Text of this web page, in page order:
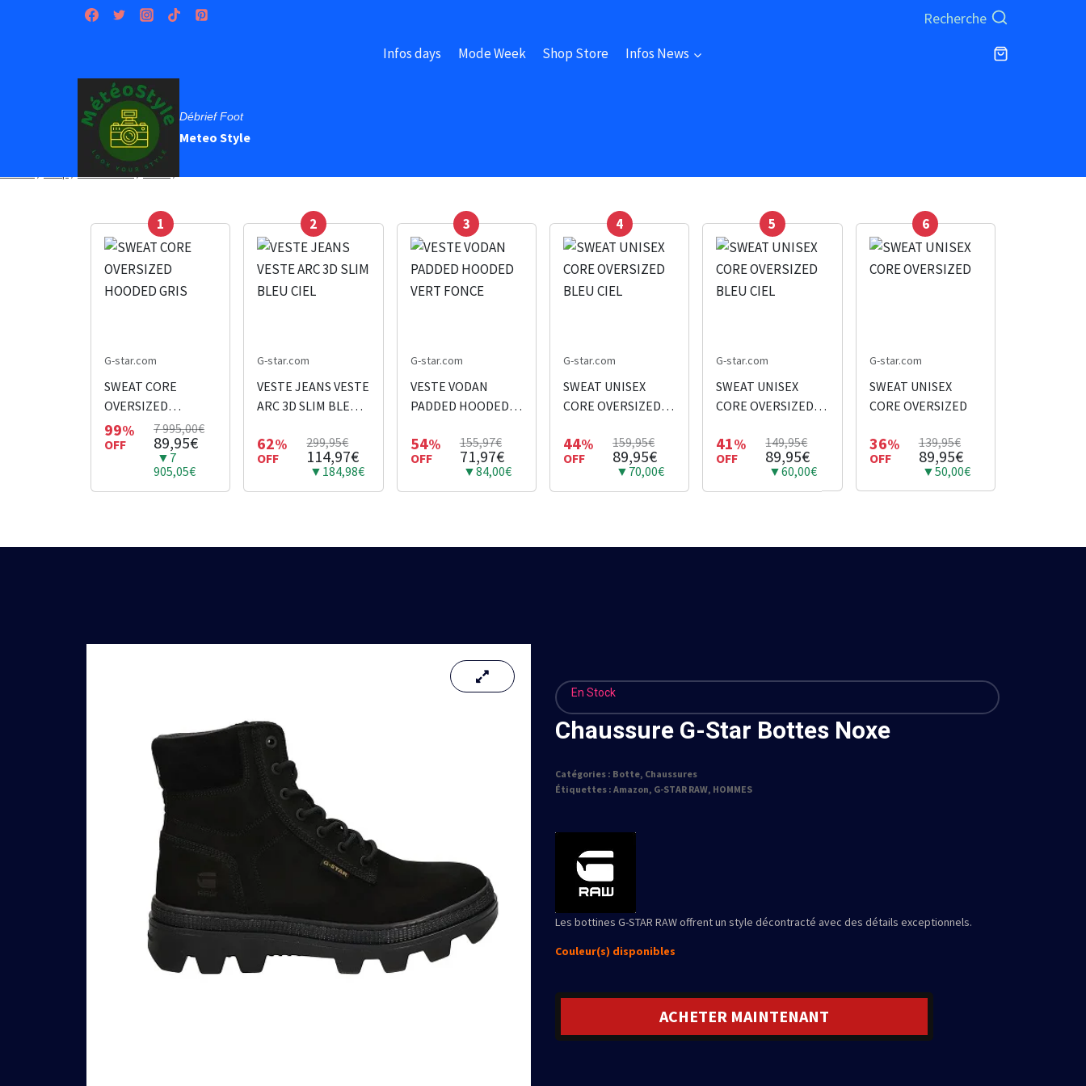
Recherche
Infos days Mode Week Shop Store Infos News
Débrief Foot
Meteo Style
Chaussures / Botte
1
G-star.com
SWEAT CORE
OVERSIZED
HOODED GRIS
99%
OFF
7 995,00€
89,95€
▼7
905,05€
2
G-star.com
VESTE JEANS VESTE
ARC 3D SLIM BLEU
62%
OFF
299,95€
114,97€
▼184,98€
3
G-star.com
VESTE VODAN
PADDED HOODED
54%
OFF
155,97€
71,97€
▼84,00€
4
G-star.com
SWEAT UNISEX
CORE OVERSIZED
44%
OFF
159,95€
89,95€
▼70,00€
5
G-star.com
SWEAT UNISEX
CORE OVERSIZED
41%
OFF
149,95€
89,95€
▼60,00€
6
G-star.com
SWEAT UNISEX
CORE OVERSIZED
36%
OFF
139,95€
89,95€
▼50,00€
En Stock
Chaussure G-Star Bottes Noxe
Catégories : Botte, Chaussures
Étiquettes : Amazon, G-STAR RAW, HOMMES
Les bottines G-STAR RAW offrent un style décontracté avec des détails exceptionnels.
Couleur(s) disponibles
ACHETER MAINTENANT